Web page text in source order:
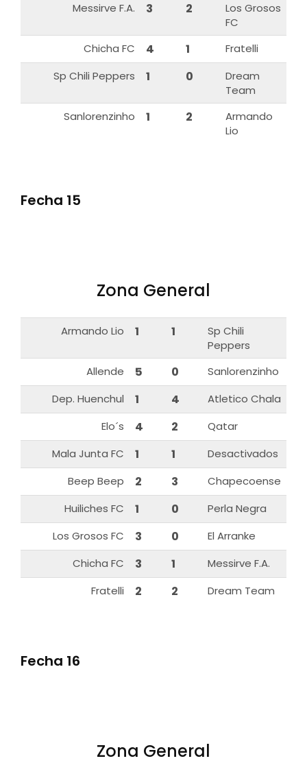
Messirve F.A.
3 2
Los Grosos
FC
Chicha FC
4 1
Fratelli
Sp Chili Peppers
1 0
Dream
Team
Sanlorenzinho
1 2
Armando
Lio
Fecha 15
Zona General
Armando Lio 1 1
Sp Chili
Peppers
Allende
5 0
Sanlorenzinho
Dep. Huenchul
1 4
Atletico Chala
Elo´s
4 2
Qatar
Mala Junta FC
1 1
Desactivados
Beep Beep
2 3
Chapecoense
Huiliches FC
1 0
Perla Negra
Los Grosos FC
3 0
El Arranke
Chicha FC
3 1
Messirve F.A.
Fratelli
2 2 Dream Team
Fecha 16
Zona General